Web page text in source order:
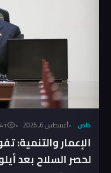
خاص أغسطس 6, 2026
الإعمار
لحصر السلاح بعد